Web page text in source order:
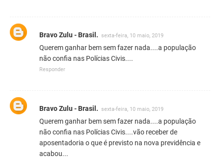
Bravo Zulu - Brasil. sexta-feira, 10 maio, 2019
Querem ganhar bem sem fazer nada....a população
não confia nas Polícias Civis....
Responder
Bravo Zulu - Brasil. sexta-feira, 10 maio, 2019
Querem ganhar bem sem fazer nada....a população
não confia nas Polícias Civis....vão receber de
aposentadoria o que é previsto na nova previdência e
acabou...